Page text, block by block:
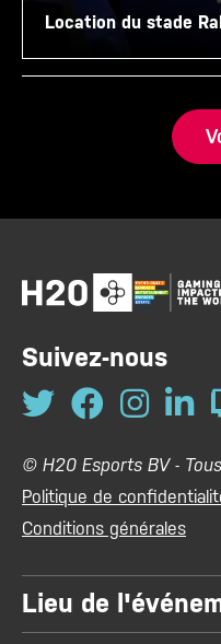
Location du stade
Suivez-nous
© H20 Esports BV -
Politique de
Conditions générales
Lieu de